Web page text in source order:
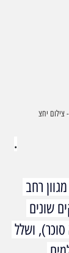
צילום יחצ
.
רחב
שונים
ושלל